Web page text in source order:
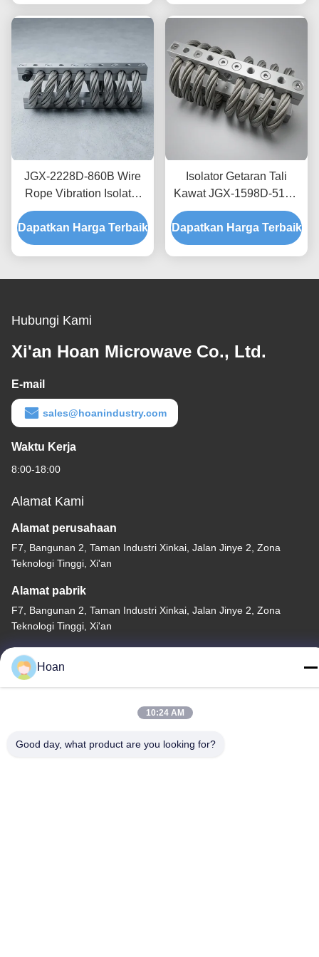
JGX-2228D-860B Wire
Rope Vibration Isolator
Rapid Prototyping Quick
Assembly Disesuaikan
Shock Mount
Dapatkan Harga Terbaik
Isolator Getaran Tali
Kawat JGX-1598D-515B
Menyediakan Kapasitas
Beban Terukur dan
Isolasi Kebisingan yang
Dapatkan Harga Terbaik
Hubungi Kami
Xi'an Hoan Microwave Co., Ltd.
E-mail
sales@hoanindustry.com
Waktu Kerja
8:00-18:00
Alamat Kami
Alamat perusahaan
F7, Bangunan 2, Taman Industri Xinkai, Jalan Jinye 2, Zona
Teknologi Tinggi, Xi'an
Alamat pabrik
F7, Bangunan 2, Taman Industri Xinkai, Jalan Jinye 2, Zona
Teknologi Tinggi, Xi'an
Telp
86--18740357801
Hoan
10:24 AM
Good day, what product are you looking for?